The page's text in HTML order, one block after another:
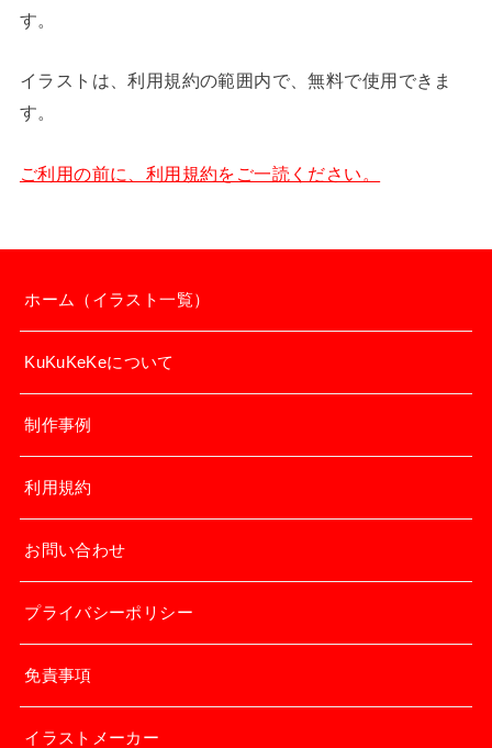
す。
イラストは、利用規約の範囲内で、無料で使用できま
す。
ご利用の前に、利用規約をご一読ください。
ホーム（イラスト一覧）
KuKuKeKeについて
制作事例
利用規約
お問い合わせ
プライバシーポリシー
免責事項
イラストメーカー